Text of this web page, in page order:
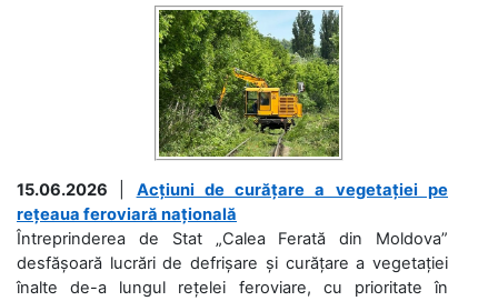
15.06.2026
Acțiuni de curățare a vegetației pe
rețeaua feroviară națională
Întreprinderea de Stat „Calea Ferată din Moldova”
desfășoară lucrări de defrișare și curățare a vegetației
înalte de-a lungul rețelei feroviare, cu prioritate în